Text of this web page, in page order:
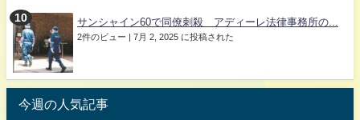
サンシャイン60で同僚刺殺 アディーレ法律事務所の...
2件のビュー | 7月 2, 2025 に投稿された
今週の人気記事